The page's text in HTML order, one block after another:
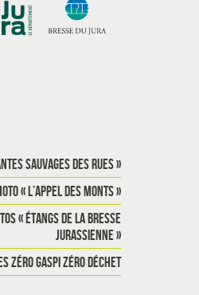
SAUVAGES DES RUES »
« L’APPEL DES MONTS »
« ÉTANGS DE LA BRESSE
JURASSIENNE »
ZÉRO GASPI ZÉRO DÉCHET